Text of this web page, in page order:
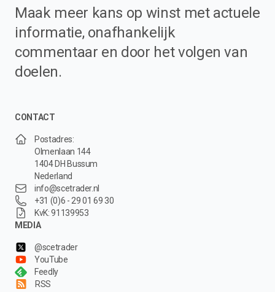
Maak meer kans op winst met actuele
informatie, onafhankelijk
commentaar en door het volgen van
doelen.
CONTACT
Postadres:
Olmenlaan 144
1404 DH Bussum
Nederland
info@scetrader.nl
+31 (0)6 - 29 01 69 30
KvK: 91139953
MEDIA
@scetrader
YouTube
Feedly
RSS